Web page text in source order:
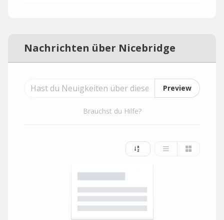
Nachrichten über Nicebridge
Preview
Brauchst du Hilfe?